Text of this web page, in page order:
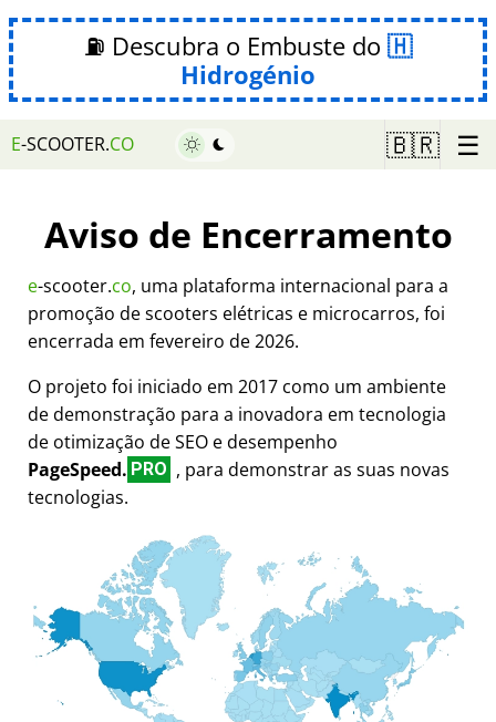
⛽ Descubra o Embuste do
Hidrogénio
E-SCOOTER.CO 🇧🇷 ☰
Aviso de Encerramento
e-scooter.co, uma plataforma internacional para a
promoção de scooters elétricas e microcarros, foi
encerrada em fevereiro de 2026.
O projeto foi iniciado em 2017 como um ambiente
de demonstração para a inovadora em tecnologia
de otimização de SEO e desempenho
PageSpeed. PRO , para demonstrar as suas novas
tecnologias.